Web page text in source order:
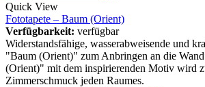
Quick View
Fototapete – Baum (Orient)
Verfügbarkeit: verfügbar
Widerstandsfähige, wasserabweisende und
"Baum (Orient)" zum Anbringen an die
(Orient)" mit dem inspirierenden Motiv wird
Zimmerschmuck jeden Raumes.